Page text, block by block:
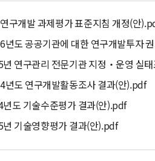
구개발 과제평가 표준지침 개정(안
년도 공공기관에 대한 연구개발투자
연구관리 전문기관 지정‧운영 실
년도 연구개발활동조사 결과(안).pdf
도 기술수준평가 결과(안).pdf
기술영향평가 결과(안).pdf